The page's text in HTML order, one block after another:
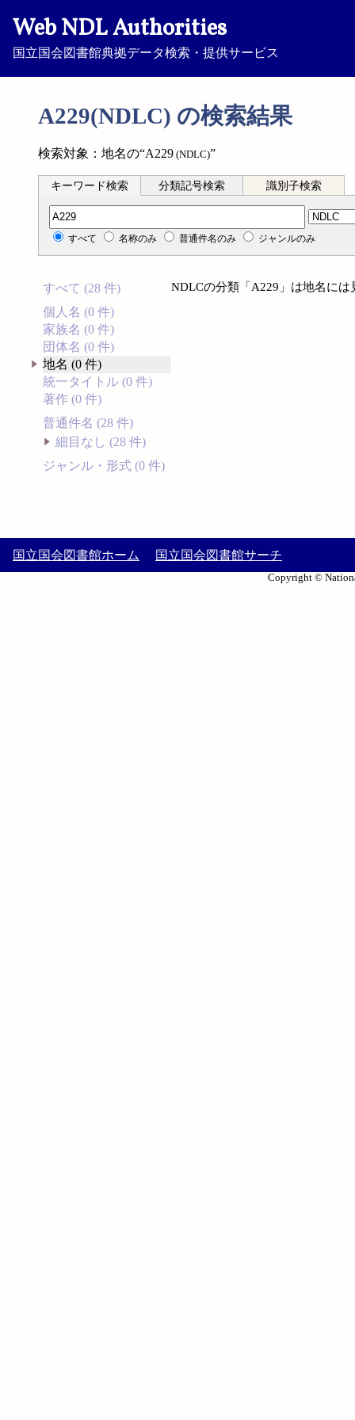
Web NDL Authorities
国立国会図書館典拠データ検索・提供サービス
A229(NDLC) の検索結果
検索対象：地名の“A229 (NDLC)”
キーワード検索 分類記号検索 識別子検索
分類記号検索
すべて 名称のみ 普通件名のみ ジャンルのみ
すべて (28 件)
個人名 (0 件)
家族名 (0 件)
団体名 (0 件)
地名 (0 件)
統一タイトル (0 件)
著作 (0 件)
普通件名 (28 件)
細目なし (28 件)
ジャンル・形式 (0 件)
NDLCの分類「A229」は地名に
国立国会図書館ホーム 国立国会図書館サーチ
Copyright ©